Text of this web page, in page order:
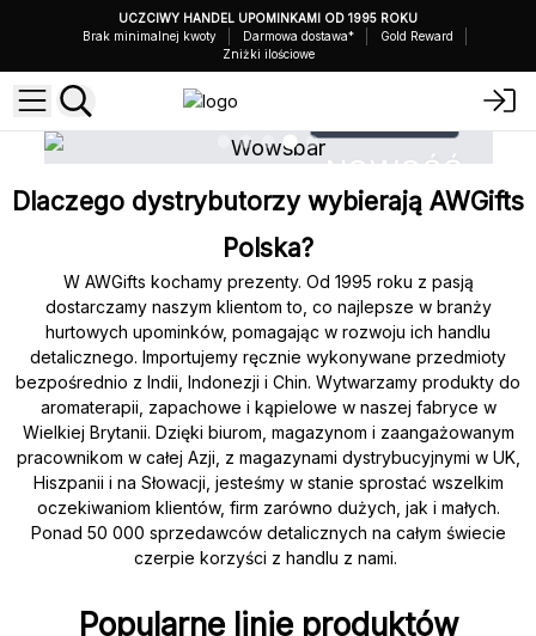
UCZCIWY HANDEL UPOMINKAMI OD 1995 ROKU
Brak minimalnej kwoty
Darmowa dostawa*
Gold Reward
Zniżki ilościowe
NOWOŚĆ
Gąbki z Mydłem z Trzema Masłami
Dlaczego dystrybutorzy wybierają AWGifts
Polska?
W AWGifts kochamy prezenty. Od 1995 roku z pasją
dostarczamy naszym klientom to, co najlepsze w branży
hurtowych upominków, pomagając w rozwoju ich handlu
detalicznego. Importujemy ręcznie wykonywane przedmioty
bezpośrednio z Indii, Indonezji i Chin. Wytwarzamy produkty do
aromaterapii, zapachowe i kąpielowe w naszej fabryce w
Wielkiej Brytanii. Dzięki biurom, magazynom i zaangażowanym
pracownikom w całej Azji, z magazynami dystrybucyjnymi w UK,
Hiszpanii i na Słowacji, jesteśmy w stanie sprostać wszelkim
oczekiwaniom klientów, firm zarówno dużych, jak i małych.
Ponad 50 000 sprzedawców detalicznych na całym świecie
czerpie korzyści z handlu z nami.
Popularne linie produktów